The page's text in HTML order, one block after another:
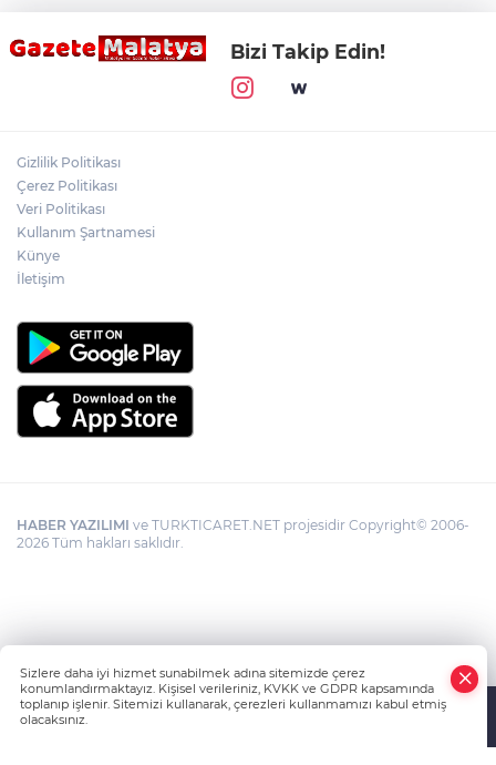
Bizi Takip Edin!
Gizlilik Politikası
Çerez Politikası
Veri Politikası
Kullanım Şartnamesi
Künye
İletişim
HABER YAZILIMI ve TURKTICARET.NET projesidir Copyright© 2006-
2026 Tüm hakları saklıdır.
Sizlere daha iyi hizmet sunabilmek adına sitemizde çerez
konumlandırmaktayız. Kişisel verileriniz, KVKK ve GDPR kapsamında
toplanıp işlenir. Sitemizi kullanarak, çerezleri kullanmamızı kabul etmiş
olacaksınız.